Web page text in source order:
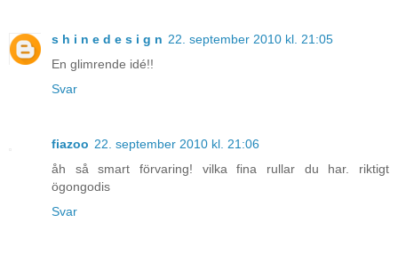
s h i n e d e s i g n 22. september 2010 kl. 21:05
En glimrende idé!!
Svar
fiazoo 22. september 2010 kl. 21:06
åh så smart förvaring! vilka fina rullar du har. riktigt
ögongodis
Svar